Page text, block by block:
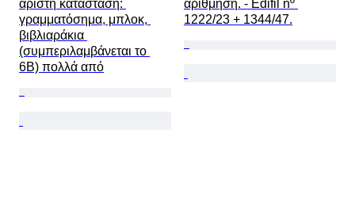
άριστη κατάσταση:
γραμματόσημα, μπλοκ,
βιβλιαράκια
(συμπεριλαμβάνεται το
6Β) πολλά από
αρίθμηση. - Edifil nº
1222/23 + 1344/47.